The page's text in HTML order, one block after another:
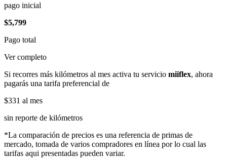
pago inicial
$5,799
Pago total
Ver completo
Si recorres más kilómetros al mes activa tu servicio miiflex, ahora
pagarás una tarifa preferencial de
$331 al mes
sin reporte de kilómetros
*La comparación de precios es una referencia de primas de
mercado, tomada de varios compradores en línea por lo cual las
tarifas aqui presentadas pueden variar.